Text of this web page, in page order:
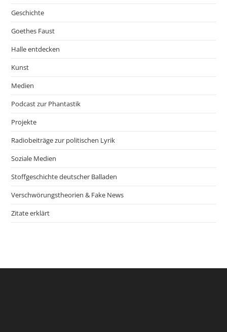
Geschichte
Goethes Faust
Halle entdecken
Kunst
Medien
Podcast zur Phantastik
Projekte
Radiobeiträge zur politischen Lyrik
Soziale Medien
Stoffgeschichte deutscher Balladen
Verschwörungstheorien & Fake News
Zitate erklärt